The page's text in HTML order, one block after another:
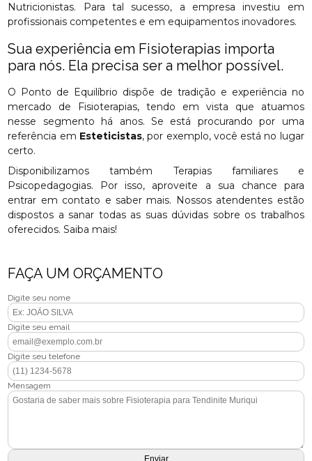
Nutricionistas. Para tal sucesso, a empresa investiu em
profissionais competentes e em equipamentos inovadores.
Sua experiência em Fisioterapias importa
para nós. Ela precisa ser a melhor possível.
O Ponto de Equilíbrio dispõe de tradição e experiência no
mercado de Fisioterapias, tendo em vista que atuamos
nesse segmento há anos. Se está procurando por uma
referência em Esteticistas, por exemplo, você está no lugar
certo.
Disponibilizamos também Terapias familiares e
Psicopedagogias. Por isso, aproveite a sua chance para
entrar em contato e saber mais. Nossos atendentes estão
dispostos a sanar todas as suas dúvidas sobre os trabalhos
oferecidos. Saiba mais!
FAÇA UM ORÇAMENTO
Digite seu nome
Digite seu email
Digite seu telefone
Mensagem